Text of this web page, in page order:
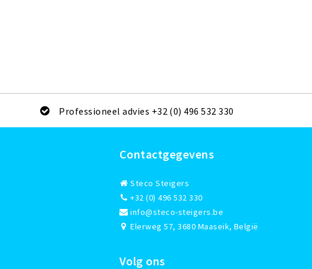
Professioneel advies +32 (0) 496 532 330
Contactgegevens
Steco Steigers
+32 (0) 496 532 330
info@steco-steigers.be
Elerweg 57, 3680 Maaseik, België
Volg ons